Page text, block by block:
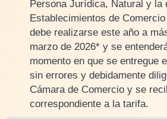
Persona Jurídica, Natural y la
Establecimientos de
debe realizarse este año a
marzo de 2026* y se
momento en que se entregue
sin errores y debidamente
Cámara de Comercio y se
correspondiente a la tarifa.